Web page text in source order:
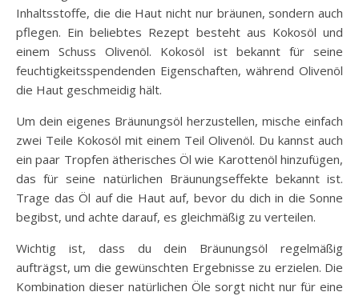
Inhaltsstoffe, die die Haut nicht nur bräunen, sondern auch
pflegen. Ein beliebtes Rezept besteht aus Kokosöl und
einem Schuss Olivenöl. Kokosöl ist bekannt für seine
feuchtigkeitsspendenden Eigenschaften, während Olivenöl
die Haut geschmeidig hält.
Um dein eigenes Bräunungsöl herzustellen, mische einfach
zwei Teile Kokosöl mit einem Teil Olivenöl. Du kannst auch
ein paar Tropfen ätherisches Öl wie Karottenöl hinzufügen,
das für seine natürlichen Bräunungseffekte bekannt ist.
Trage das Öl auf die Haut auf, bevor du dich in die Sonne
begibst, und achte darauf, es gleichmäßig zu verteilen.
Wichtig ist, dass du dein Bräunungsöl regelmäßig
aufträgst, um die gewünschten Ergebnisse zu erzielen. Die
Kombination dieser natürlichen Öle sorgt nicht nur für eine